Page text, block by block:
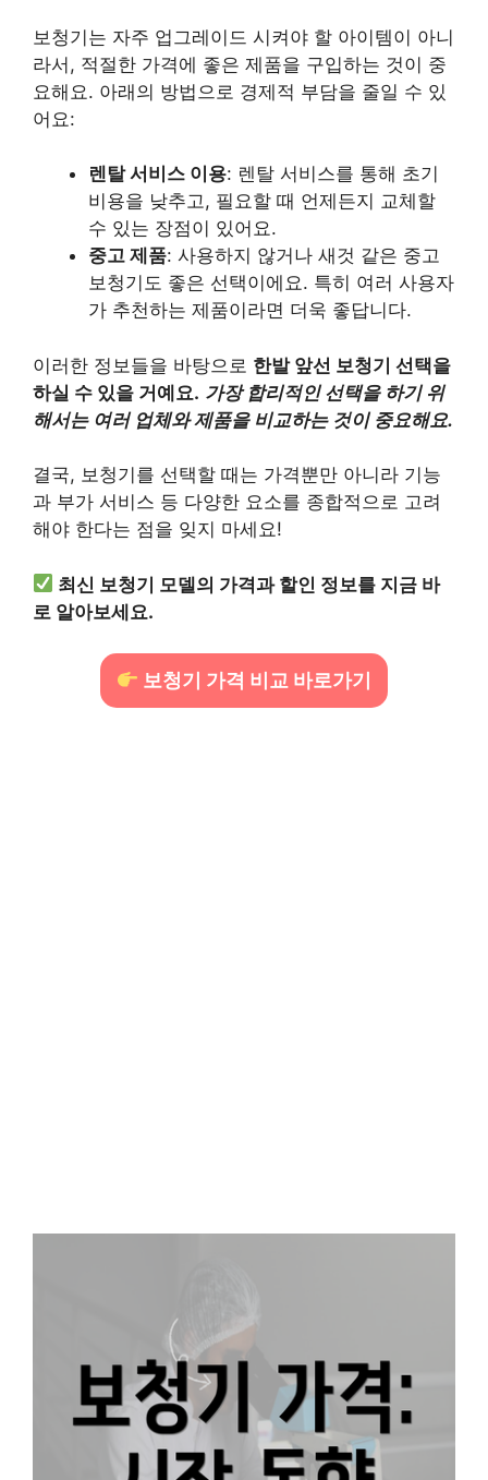
보청기는 자주 업그레이드 시켜야 할 아이템이 아니
라서, 적절한 가격에 좋은 제품을 구입하는 것이 중
요해요. 아래의 방법으로 경제적 부담을 줄일 수 있
어요:
렌탈 서비스 이용: 렌탈 서비스를 통해 초기
비용을 낮추고, 필요할 때 언제든지 교체할
수 있는 장점이 있어요.
중고 제품: 사용하지 않거나 새것 같은 중고
보청기도 좋은 선택이에요. 특히 여러 사용자
가 추천하는 제품이라면 더욱 좋답니다.
이러한 정보들을 바탕으로 한발 앞선 보청기 선택을
하실 수 있을 거예요. 가장 합리적인 선택을 하기 위
해서는 여러 업체와 제품을 비교하는 것이 중요해요.
결국, 보청기를 선택할 때는 가격뿐만 아니라 기능
과 부가 서비스 등 다양한 요소를 종합적으로 고려
해야 한다는 점을 잊지 마세요!
최신 보청기 모델의 가격과 할인 정보를 지금 바
로 알아보세요.
보청기 가격 비교 바로가기